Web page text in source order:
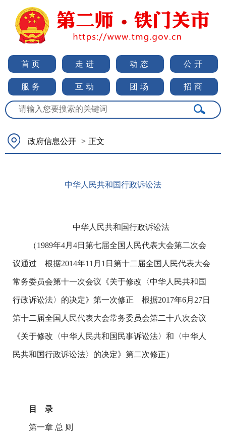
首页 走进 动态 公开
服务 互动 团场 招商
政府信息公开 > 正文
中华人民共和国行政诉讼法
中华人民共和国行政诉讼法
（1989年4月4日第七届全国人民代表大会第二次会
议通过 根据2014年11月1日第十二届全国人民代表大会
常务委员会第十一次会议《关于修改〈中华人民共和国
行政诉讼法〉的决定》第一次修正 根据2017年6月27日
第十二届全国人民代表大会常务委员会第二十八次会议
《关于修改〈中华人民共和国民事诉讼法〉和〈中华人
民共和国行政诉讼法〉的决定》第二次修正）
目 录
第一章 总 则